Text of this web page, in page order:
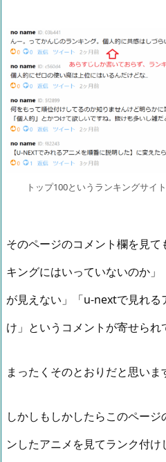
トップ100というランキングサイ
そのページのコメント欄を見
キングにはいっていないのか
が見えない」「u-nextで見れ
け」というコメントが寄せられ
まったくそのとおりだと思いま
しかしもしかしたらこのペー
ンしたアニメを見てランク付け